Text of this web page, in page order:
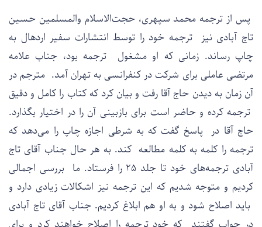
پس از ترجمه محمد سپهری، حجت‌الاسلام والمسلمین حسین
تاج آبادی نیز ترجمه خود را توسط انتشارات سفیر اردهال به
چاپ رساند. زمانی که او مشغول ترجمه بود، جناب علامه
مرتضی عاملی برای شرکت در کنفرانسی به تهران آمد. مترجم در
آن زمان به دیدن حاج آقا رفت و بیان کرد که کتاب را کامل و دقیق
ترجمه کرده و حاضر است برای بازبینی آن را در اختیار بگذارد.
حاج آقا در پاسخ گفت که به شرطی اجازه چاپ را می‌دهد که
ترجمه را کلمه به کلمه مطالعه کند. به هر حال جناب آقای تاج
آبادی ترجمه‌های خود تا جلد ۲۵ را فرستاد. ما بررسی اجمالی
کردیم و متوجه شدیم که این ترجمه نیز اشکالات زیادی دارد و
باید اصلاح شود و به او هم ابلاغ کردیم. جناب آقای تاج آبادی